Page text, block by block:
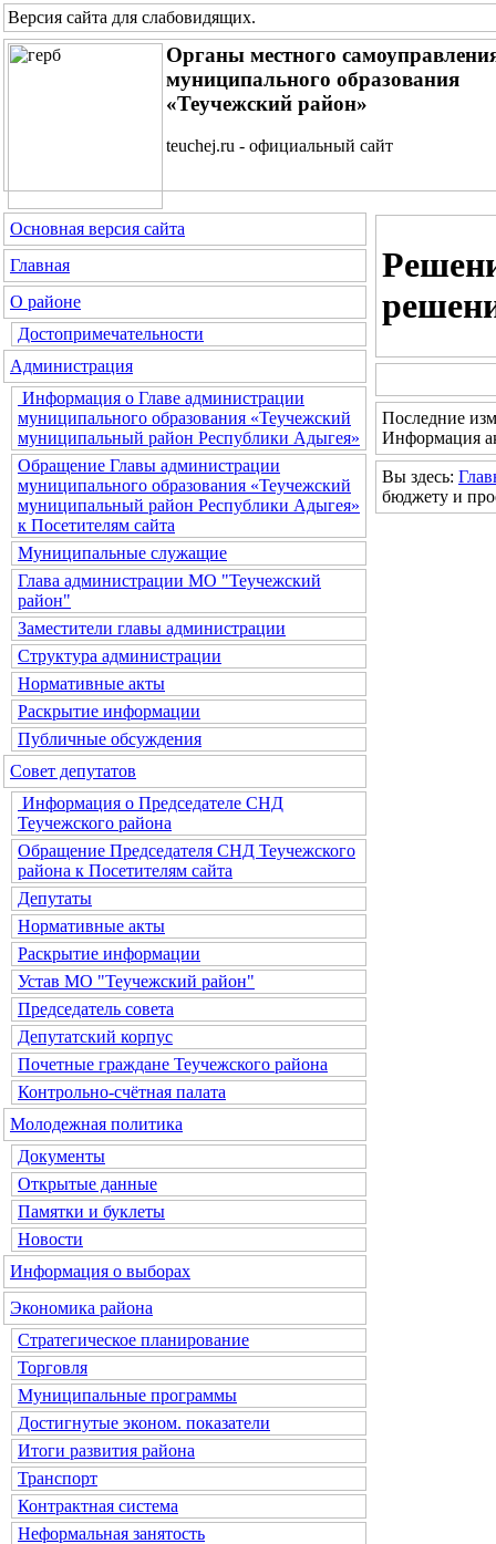
Версия сайта для слабовидящих.
Органы местного
муниципального образования
«Теучежский район»
teuchej.ru - официальный сайт
Основная версия сайта
Главная
О районе
Достопримечательности
Администрация
Информация о Главе администрации
муниципального образования «Теучежский
муниципальный район Республики Адыгея»
Обращение Главы администрации
муниципального образования «Теучежский
муниципальный район Республики Адыгея»
к Посетителям сайта
Муниципальные служащие
Глава администрации МО "Теучежский
район"
Заместители главы администрации
Структура администрации
Нормативные акты
Раскрытие информации
Публичные обсуждения
Совет депутатов
Информация о Председателе СНД
Теучежского района
Обращение Председателя СНД Теучежского
района к Посетителям сайта
Депутаты
Нормативные акты
Раскрытие информации
Устав МО "Теучежский район"
Председатель совета
Депутатский корпус
Почетные граждане Теучежского района
Контрольно-счётная палата
Молодежная политика
Документы
Открытые данные
Памятки и буклеты
Новости
Информация о выборах
Экономика района
Стратегическое планирование
Торговля
Муниципальные программы
Достигнутые эконом. показатели
Итоги развития района
Транспорт
Контрактная система
Неформальная занятость
Последние
Информация
Вы здесь:
бюджету и